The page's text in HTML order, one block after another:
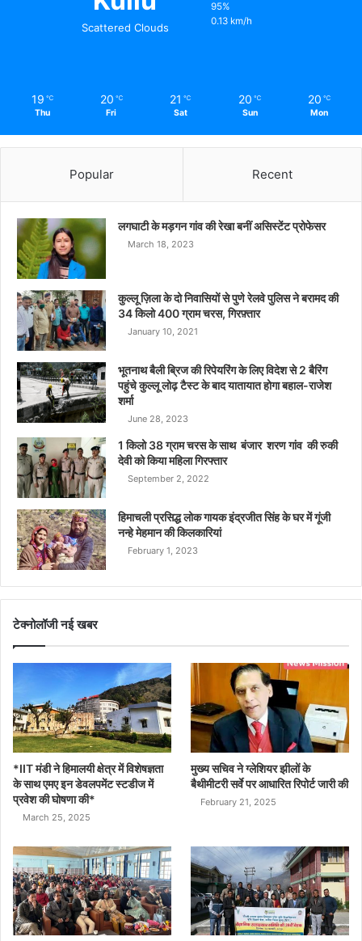
Scattered Clouds
95%
0.13 km/h
19 ℃
Thu
20 ℃
Fri
21 ℃
Sat
20 ℃
Sun
20 ℃
Mon
Popular Recent
लगघाटी के मड़गन गांव की रेखा बनीं असिस्टेंट प्रोफेसर
March 18, 2023
कुल्लू ज़िला के दो निवासियों से पुणे रेलवे पुलिस ने बरामद की
34 किलो 400 ग्राम चरस, गिरफ़्तार
January 10, 2021
भूतनाथ बैली ब्रिज की रिपेयरिंग के लिए विदेश से 2 बैरिंग
पहुंचे कुल्लू लोढ़ टैस्ट के बाद यातायात होगा बहाल-राजेश
शर्मा
June 28, 2023
1 किलो 38 ग्राम चरस के साथ बंजार शरण गांव की रुकी
देवी को किया महिला गिरफ्तार
September 2, 2022
हिमाचली प्रसिद्ध लोक गायक इंद्रजीत सिंह के घर में गूंजी
नन्हे मेहमान की किलकारियां
February 1, 2023
टेक्नोलॉजी नई खबर
*IIT मंडी ने हिमालयी क्षेत्र में विशेषज्ञता
के साथ एमए इन डेवलपमेंट स्टडीज में
प्रवेश की घोषणा की*
March 25, 2025
मुख्य सचिव ने ग्लेशियर झीलों के
बैथीमीटरी सर्वे पर आधारित रिपोर्ट जारी की
February 21, 2025